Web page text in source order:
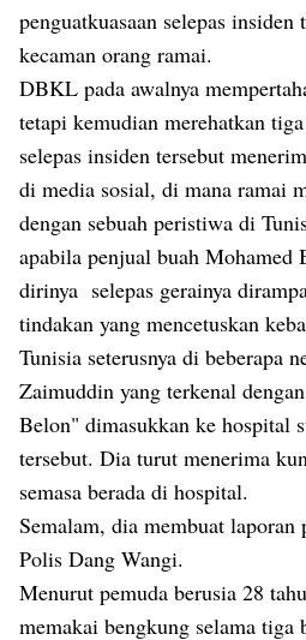
penguatkuasaan selepas insiden
kecaman orang ramai.
DBKL pada awalnya
tetapi kemudian merehatkan
selepas insiden tersebut
di media sosial, di mana ramai
dengan sebuah peristiwa di
apabila penjual buah Mohamed
dirinya selepas gerainya
tindakan yang mencetuskan
Tunisia seterusnya di beberapa
Zaimuddin yang terkenal
Belon" dimasukkan ke hospital
tersebut. Dia turut menerima
semasa berada di hospital.
Semalam, dia membuat
Polis Dang Wangi.
Menurut pemuda berusia 28
memakai bengkung selama tiga